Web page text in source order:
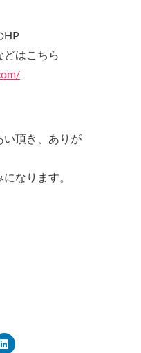
HP
はこちら
い頂き、ありが
なります。